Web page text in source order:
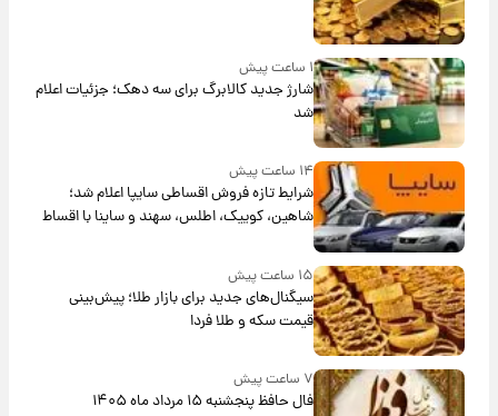
۱ ساعت پیش
شارژ جدید کالابرگ برای سه دهک؛ جزئیات اعلام
شد
۱۴ ساعت پیش
شرایط تازه فروش اقساطی سایپا اعلام شد؛
شاهین، کوییک، اطلس، سهند و ساینا با اقساط
بلندمدت + جدول
۱۵ ساعت پیش
سیگنال‌های جدید برای بازار طلا؛ پیش‌بینی
قیمت سکه و طلا فردا
۷ ساعت پیش
فال حافظ پنجشنبه ۱۵ مرداد ماه ۱۴۰۵